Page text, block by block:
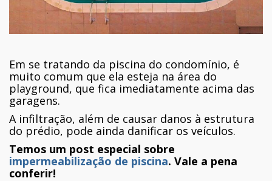
Em se tratando da piscina do condomínio, é
muito comum que ela esteja na área do
playground, que fica imediatamente acima das
garagens.
A infiltração, além de causar danos à estrutura
do prédio, pode ainda danificar os veículos.
Temos um post especial sobre
impermeabilização de piscina. Vale a pena
conferir!